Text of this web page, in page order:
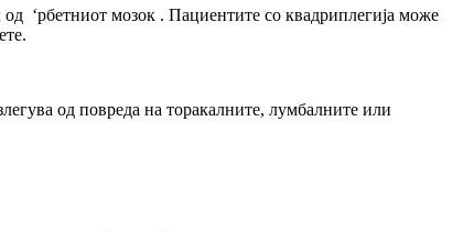
од ‘рбетниот мозок . Пациентите со квадриплегија може
од повреда на торакалните, лумбалните или